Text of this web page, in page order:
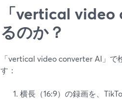
「vertical
るのか？
「vertical video converter AI」で
す：
横長（16:9）の録画を、